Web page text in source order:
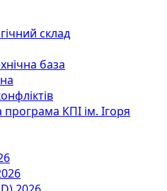
склад
база
КПІ ім. Ігоря